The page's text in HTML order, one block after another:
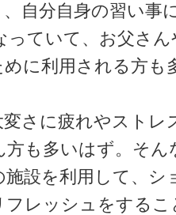
自分自身の習い事
っていて、お父さ
めに利用される方も
さに疲れやストレ
方も多いはず。そん
施設を利用して、シ
フレッシュをするこ